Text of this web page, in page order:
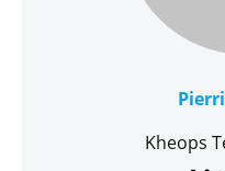
Kheops